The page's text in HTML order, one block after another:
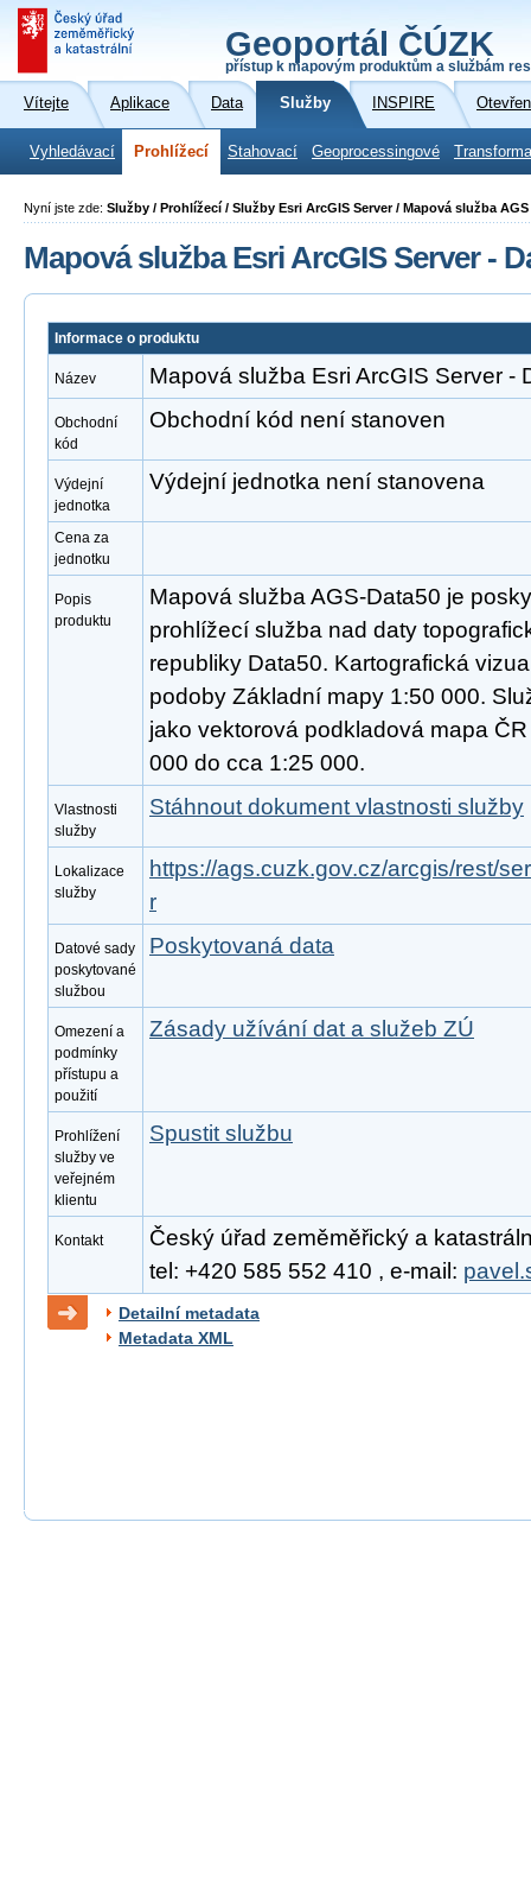
Geoportál ČÚZK
přístup k mapovým produktům a službám
Vítejte Aplikace Data Služby INSPIRE
Vyhledávací Prohlížecí Stahovací Geoprocessingové
Nyní jste zde: Služby / Prohlížecí / Služby Esri ArcGIS Server / Mapová služba
Mapová služba Esri ArcGIS Server -
Informace o produktu
Název Mapová služba Esri ArcGIS Server -
Obchodní
kód
Obchodní kód není stanoven
Výdejní
jednotka
Výdejní jednotka není stanovena
Cena za
jednotku
Popis
produktu
Mapová služba AGS-Data50 je
prohlížecí služba nad daty
republiky Data50. Kartografická
podoby Základní mapy 1:50 000.
jako vektorová podkladová mapa
000 do cca 1:25 000.
Vlastnosti
služby
Stáhnout dokument vlastnosti služby
Lokalizace
služby
https://ags.cuzk.gov.cz/arcgis/rest/
r
Datové sady
poskytované
službou
Poskytovaná data
Omezení a
podmínky
přístupu a
použití
Zásady užívání dat a služeb ZÚ
Prohlížení
služby ve
veřejném
klientu
Spustit službu
Kontakt
Český úřad zeměměřický a
tel: +420 585 552 410 , e-mail:
Detailní metadata
Metadata XML